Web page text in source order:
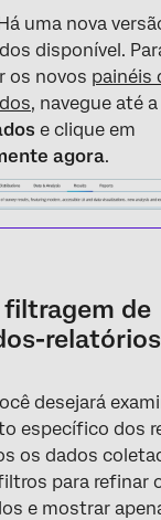
uma nova
disponível.
os novos painéis
, navegue até a
e clique em
agora.
filtragem de
relatórios
desejará
específico dos
os dados
para refinar
e mostrar